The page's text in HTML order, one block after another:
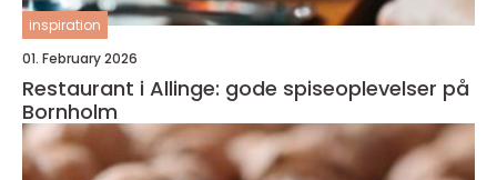
inspiration
01. February 2026
Restaurant i Allinge: gode spiseoplevelser på
Bornholm